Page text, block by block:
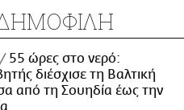
55 ώρες στο νερό:
διέσχισε τη Βαλτική
από τη Σουηδία έως την